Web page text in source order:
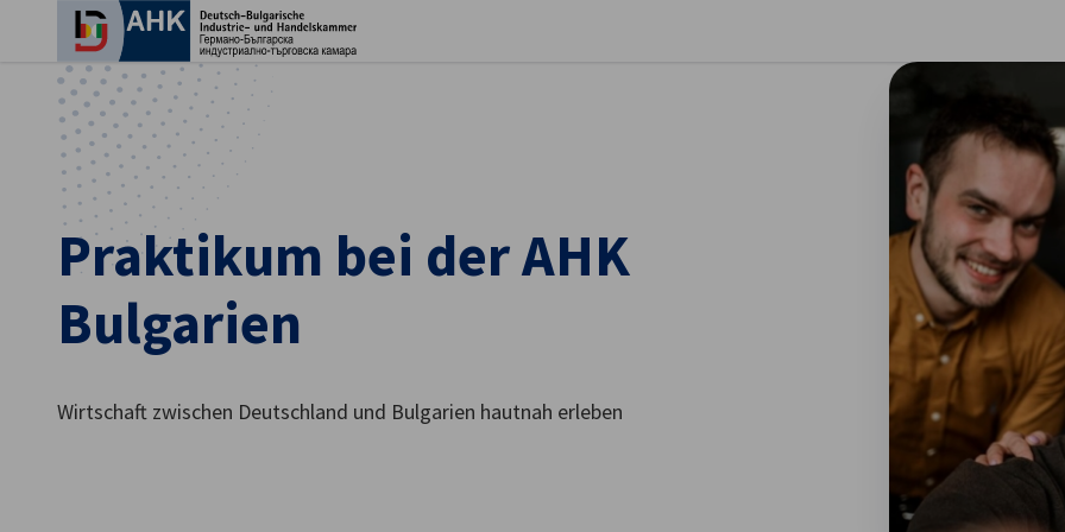
German
Praktikum bei der AHK
Bulgarien
Wirtschaft zwischen Deutschland und Bulgarien hautnah erleben